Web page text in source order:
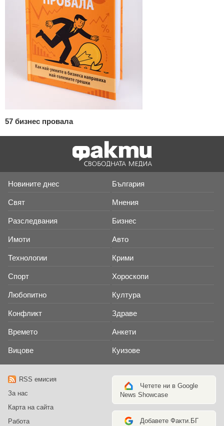
57 бизнес провала
Новините днес България
Свят Мнения
Разследвания Бизнес
Имоти Авто
Технологии Крими
Спорт Хороскопи
Любопитно Култура
Конфликт Здраве
Времето Анкети
Вицове Куизове
RSS емисия
За нас
Карта на сайта
Работа
Четете ни в Google
News Showcase
Добавете Факти.БГ